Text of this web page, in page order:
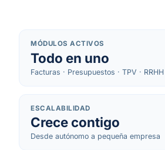
MÓDULOS ACTIVOS
Todo en uno
Facturas · Presupuestos · TPV · RRHH
ESCALABILIDAD
Crece contigo
Desde autónomo a pequeña empresa